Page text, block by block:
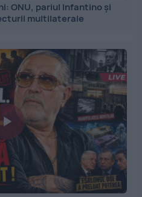
ONU, pariul Infantino și
multilaterale